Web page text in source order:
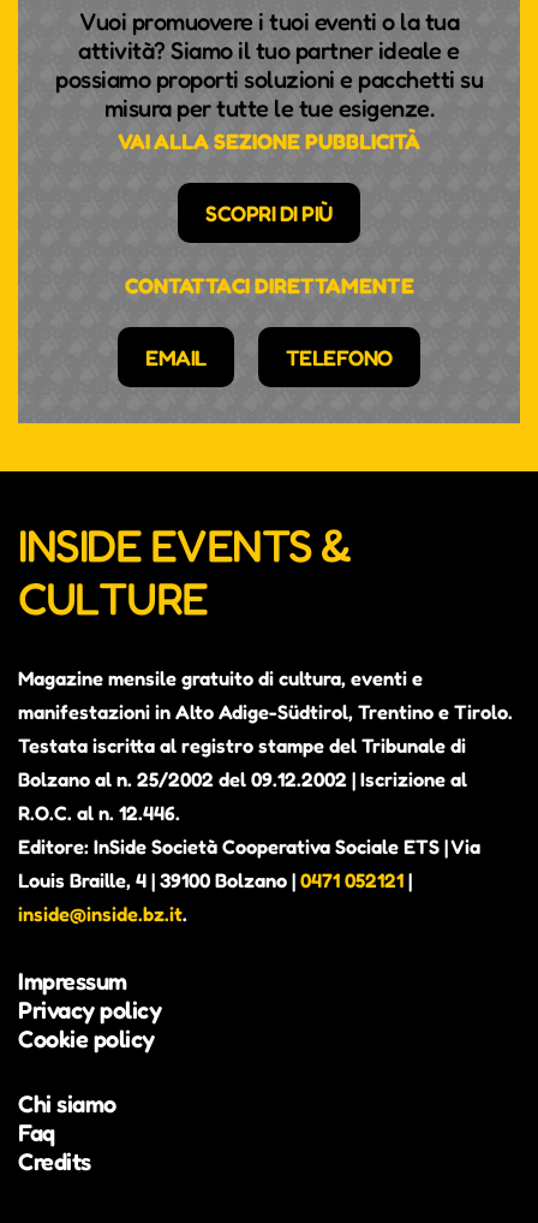
Vuoi promuovere i tuoi eventi o la tua
attività? Siamo il tuo partner ideale e
possiamo proporti soluzioni e pacchetti su
misura per tutte le tue esigenze.
VAI ALLA SEZIONE PUBBLICITÀ
SCOPRI DI PIÙ
CONTATTACI DIRETTAMENTE
EMAIL TELEFONO
INSIDE EVENTS &
CULTURE
Magazine mensile gratuito di cultura, eventi e
manifestazioni in Alto Adige-Südtirol, Trentino e Tirolo.
Testata iscritta al registro stampe del Tribunale di
Bolzano al n. 25/2002 del 09.12.2002 | Iscrizione al
R.O.C. al n. 12.446.
Editore: InSide Società Cooperativa Sociale ETS | Via
Louis Braille, 4 | 39100 Bolzano | 0471 052121 |
inside@inside.bz.it.
Impressum
Privacy policy
Cookie policy
Chi siamo
Faq
Credits